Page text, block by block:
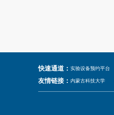
快速通道： 实验设备预约平台
友情链接： 内蒙古科技大学